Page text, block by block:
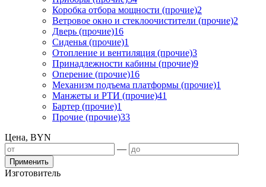
Коробка отбора мощности (прочие)2
Ветровое окно и стеклоочистители (прочие)2
Дверь (прочие)16
Сиденья (прочие)1
Отопление и вентиляция (прочие)3
Принадлежности кабины (прочие)9
Оперение (прочие)16
Механизм подъема платформы (прочие)1
Манжеты и РТИ (прочие)41
Бартер (прочие)1
Прочие (прочие)33
Цена, BYN
—
Применить
Изготовитель